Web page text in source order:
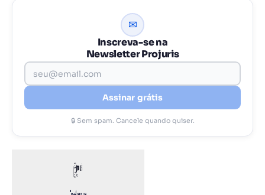
✉
Inscreva-se na
Newsletter Projuris
Assinar grátis
🔒 Sem spam. Cancele quando quiser.